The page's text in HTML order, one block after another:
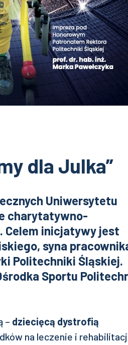
dla Julka”
Uniwersytetu
charytatywno-
Celem inicjatywy jest
syna
Politechniki Śląskiej.
Sportu
– dziecięcą dystrofią
na leczenie i